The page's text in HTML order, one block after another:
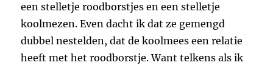
een stelletje roodborstjes en een stelletje
koolmezen. Even dacht ik dat ze gemengd
dubbel nestelden, dat de koolmees een relatie
heeft met het roodborstje. Want telkens als ik